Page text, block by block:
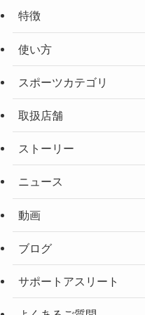
特徴
使い方
スポーツカテゴリ
取扱店舗
ストーリー
ニュース
動画
ブログ
サポートアスリート